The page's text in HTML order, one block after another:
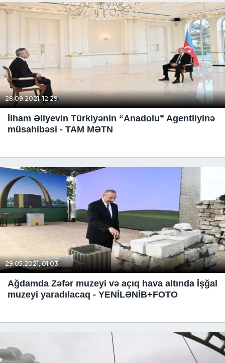
28.09.2021, 12:29
İlham Əliyevin Türkiyənin “Anadolu” Agentliyinə
müsahibəsi - TAM MƏTN
29.05.2021, 01:03
Ağdamda Zəfər muzeyi və açıq hava altında İşğal
muzeyi yaradılacaq - YENİLƏNİB+FOTO